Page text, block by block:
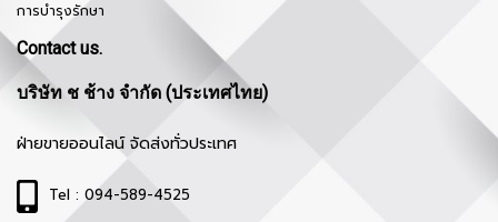
การบำรุงรักษา
Contact us.
บริษัท ช ช้าง จำกัด (ประเทศไทย)
ฝ่ายขายออนไลน์ จัดส่งทั่วประเทศ
Tel : 094-589-4525